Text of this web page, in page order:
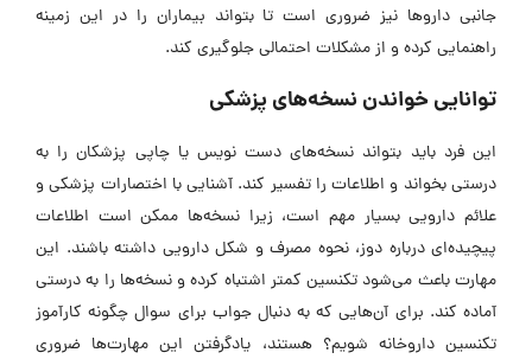
جانبی داروها نیز ضروری است تا بتواند بیماران را در این زمینه
راهنمایی کرده و از مشکلات احتمالی جلوگیری کند.
توانایی خواندن نسخه‌های پزشکی
این فرد باید بتواند نسخه‌های دست‌ نویس یا چاپی پزشکان را به
درستی بخواند و اطلاعات را تفسیر کند. آشنایی با اختصارات پزشکی و
علائم دارویی بسیار مهم است، زیرا نسخه‌ها ممکن است اطلاعات
پیچیده‌ای درباره دوز، نحوه مصرف و شکل دارویی داشته باشند. این
مهارت باعث می‌شود تکنسین کمتر اشتباه کرده و نسخه‌ها را به درستی
آماده کند. برای آن‌هایی که به دنبال جواب برای سوال چگونه کارآموز
تکنسین داروخانه شویم؟ هستند، یادگرفتن این مهارت‌ها ضروری